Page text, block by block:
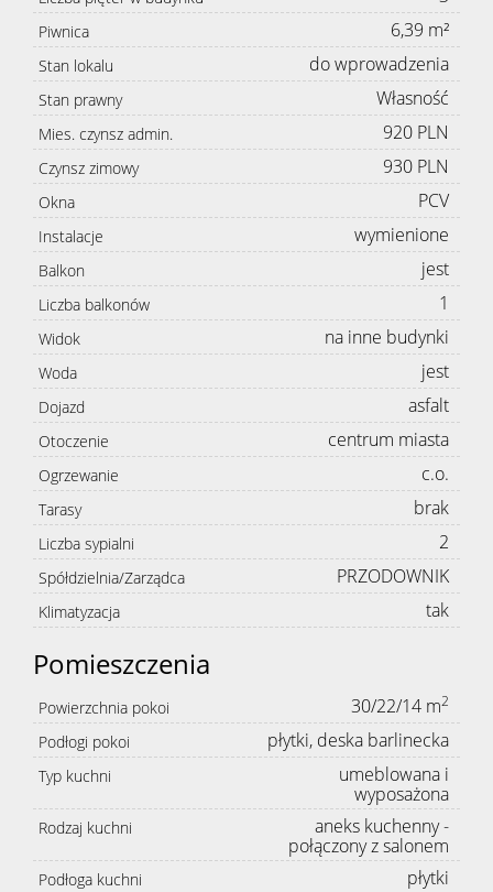
Piwnica 6,39 m²
Stan lokalu do wprowadzenia
Stan prawny Własność
Mies. czynsz admin. 920 PLN
Czynsz zimowy 930 PLN
Okna PCV
Instalacje wymienione
Balkon jest
Liczba balkonów 1
Widok na inne budynki
Woda jest
Dojazd asfalt
Otoczenie centrum miasta
Ogrzewanie c.o.
Tarasy brak
Liczba sypialni 2
Spółdzielnia/Zarządca PRZODOWNIK
Klimatyzacja tak
Pomieszczenia
Powierzchnia pokoi 30/22/14 m2
Podłogi pokoi płytki, deska barlinecka
Typ kuchni
umeblowana i
wyposażona
Rodzaj kuchni
aneks kuchenny -
połączony z salonem
Podłoga kuchni płytki